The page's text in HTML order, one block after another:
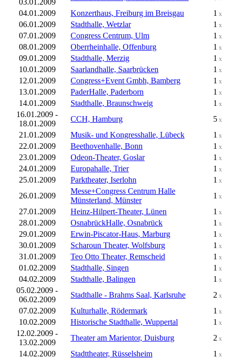
03.01.2009
04.01.2009 Konzerthaus, Freiburg im Breisgau 1 x
06.01.2009 Stadthalle, Wetzlar 1 x
07.01.2009 Congress Centrum, Ulm 1 x
08.01.2009 Oberrheinhalle, Offenburg 1 x
09.01.2009 Stadthalle, Merzig 1 x
10.01.2009 Saarlandhalle, Saarbrücken 1 x
12.01.2009 Congress+Event Gmbh, Bamberg 1 x
13.01.2009 PaderHalle, Paderborn 1 x
14.01.2009 Stadthalle, Braunschweig 1 x
16.01.2009 -
18.01.2009
CCH, Hamburg 5 x
21.01.2009 Musik- und Kongresshalle, Lübeck 1 x
22.01.2009 Beethovenhalle, Bonn 1 x
23.01.2009 Odeon-Theater, Goslar 1 x
24.01.2009 Europahalle, Trier 1 x
25.01.2009 Parktheater, Iserlohn 1 x
26.01.2009
Messe+Congress Centrum Halle
Münsterland, Münster
1 x
27.01.2009 Heinz-Hilpert-Theater, Lünen 1 x
28.01.2009 OsnabrückHalle, Osnabrück 1 x
29.01.2009 Erwin-Piscator-Haus, Marburg 1 x
30.01.2009 Scharoun Theater, Wolfsburg 1 x
31.01.2009 Teo Otto Theater, Remscheid 1 x
01.02.2009 Stadthalle, Singen 1 x
04.02.2009 Stadthalle, Balingen 1 x
05.02.2009 -
06.02.2009
Stadthalle - Brahms Saal, Karlsruhe 2 x
07.02.2009 Kulturhalle, Rödermark 1 x
10.02.2009 Historische Stadthalle, Wuppertal 1 x
12.02.2009 -
13.02.2009
Theater am Marientor, Duisburg 2 x
14.02.2009 Stadttheater, Rüsselsheim 1 x